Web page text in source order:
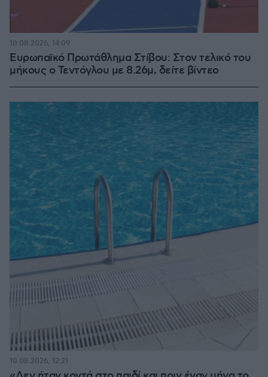
Ευρωπαϊκό Πρωτάθλημα Στίβου: Στον τελικό του
μήκους ο Τεντόγλου με 8.26μ, δείτε βίντεο
10.08.2026, 14:09
10.08.2026, 12:21